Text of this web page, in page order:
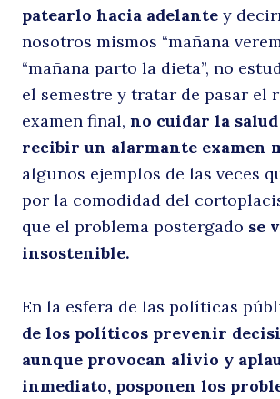
patearlo hacia adelante y
nosotros mismos “mañana
“mañana parto la dieta”, no
el semestre y tratar de pasar el
examen final, no cuidar la
recibir un alarmante examen
algunos ejemplos de las veces
por la comodidad del
que el problema postergado se
insostenible.
En la esfera de las políticas
de los políticos prevenir
aunque provocan alivio y
inmediato, posponen los